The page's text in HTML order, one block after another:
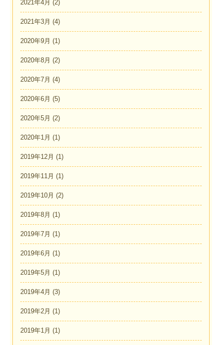
2021年4月 (2)
2021年3月 (4)
2020年9月 (1)
2020年8月 (2)
2020年7月 (4)
2020年6月 (5)
2020年5月 (2)
2020年1月 (1)
2019年12月 (1)
2019年11月 (1)
2019年10月 (2)
2019年8月 (1)
2019年7月 (1)
2019年6月 (1)
2019年5月 (1)
2019年4月 (3)
2019年2月 (1)
2019年1月 (1)